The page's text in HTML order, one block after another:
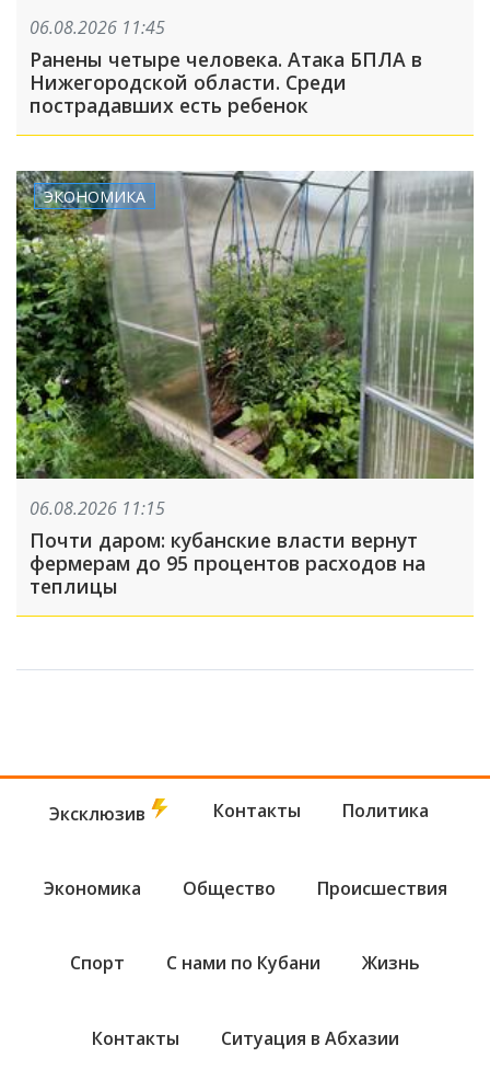
06.08.2026 11:45
Ранены четыре человека. Атака БПЛА в
Нижегородской области. Среди
пострадавших есть ребенок
ЭКОНОМИКА
06.08.2026 11:15
Почти даром: кубанские власти вернут
фермерам до 95 процентов расходов на
теплицы
Эксклюзив Контакты Политика
Экономика Общество Происшествия
Спорт С нами по Кубани Жизнь
Контакты Ситуация в Абхазии